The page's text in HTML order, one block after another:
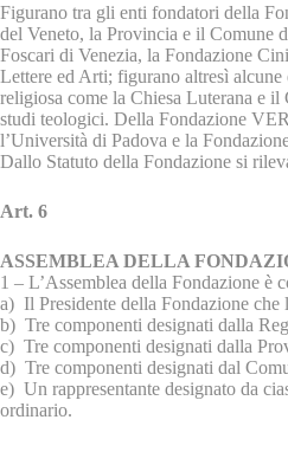
Figurano tra gli enti fondatori della
del Veneto, la Provincia e il Comune
Foscari di Venezia, la Fondazione
Lettere ed Arti; figurano altresì alcune
religiosa come la Chiesa Luterana e
studi teologici. Della Fondazione
l’Università di Padova e la
Dallo Statuto della Fondazione si
Art. 6
ASSEMBLEA DELLA
1 – L’Assemblea della Fondazione è
a) Il Presidente della Fondazione che
b) Tre componenti designati dalla
c) Tre componenti designati dalla
d) Tre componenti designati dal
e) Un rappresentante designato da
ordinario.